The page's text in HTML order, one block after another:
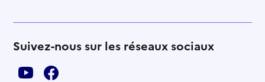
Suivez-nous sur les réseaux sociaux